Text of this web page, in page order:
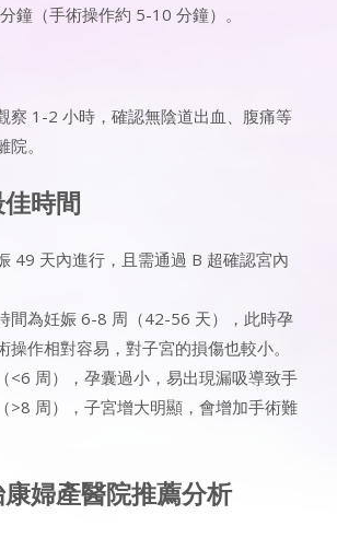
鐘（手術操作約 5-10 分鐘）。​
察 1-2 小時，確認無陰道出血、腹痛等
。​
時間​
49 天內進行，且需通過 B 超確認宮內
間為妊娠 6-8 周（42-56 天），此時孕
操作相對容易，對子宮的損傷也較小。
<6 周），孕囊過小，易出現漏吸導致手
>8 周），子宮增大明顯，會增加手術難
婦產醫院推薦分析​